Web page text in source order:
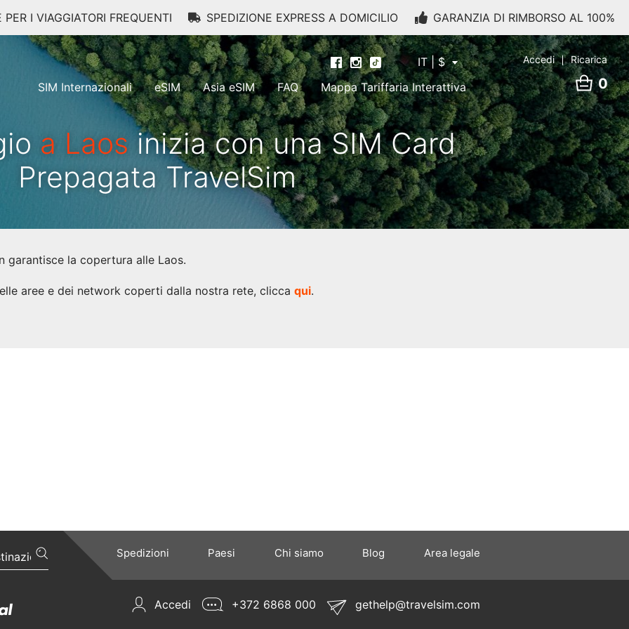
I VIAGGIATORI FREQUENTI SPEDIZIONE EXPRESS A DOMICILIO GARANZIA DI RIMBORSO AL 100%
IT | $
SIM Internazionali
eSIM Asia eSIM FAQ Mappa Tariffaria Interattiva 0
Accedi Ricarica
a Laos inizia con una SIM Card
Prepagata TravelSim
garantisce la copertura alle Laos.
aree e dei network coperti dalla nostra rete, clicca qui.
Spedizioni Paesi Chi siamo Blog Area legale
Accedi +372 6868 000 gethelp@travelsim.com